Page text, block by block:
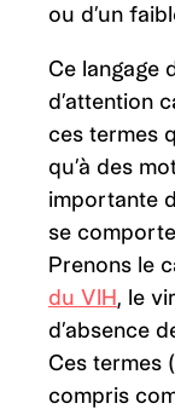
ou d’un
Ce langage
d’attention
ces termes
qu’à des
importante
se
Prenons le
du VIH, le
d’absence
Ces termes
compris